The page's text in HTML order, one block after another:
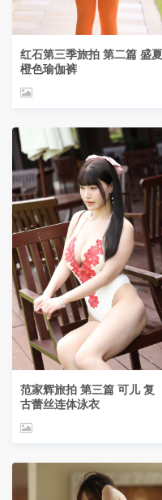
红石第三季旅拍 第二篇 盛夏
橙色瑜伽裤
范家辉旅拍 第三篇 可儿 复
古蕾丝连体泳衣